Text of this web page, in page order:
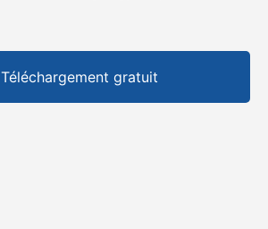
Téléchargement gratuit